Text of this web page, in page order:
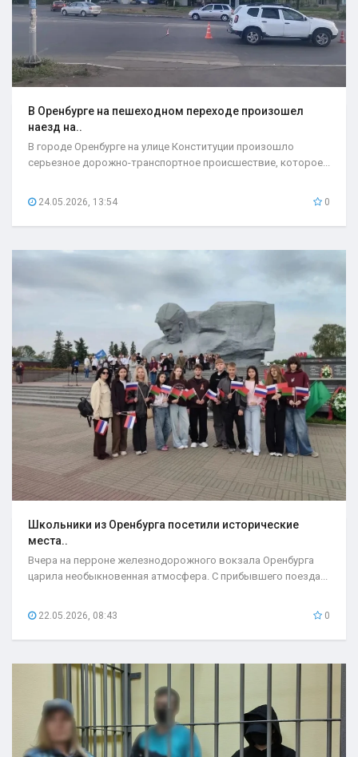
В Оренбурге на пешеходном переходе произошел
наезд на..
В городе Оренбурге на улице Конституции произошло
серьезное дорожно-транспортное происшествие, которое...
24.05.2026, 13:54 0
Школьники из Оренбурга посетили исторические
места..
Вчера на перроне железнодорожного вокзала Оренбурга
царила необыкновенная атмосфера. С прибывшего поезда...
22.05.2026, 08:43 0